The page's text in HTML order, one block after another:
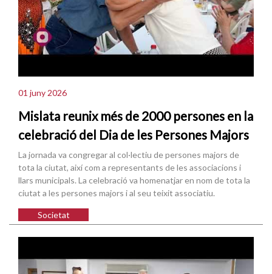
01 juny 2026
Mislata reunix més de 2000 persones en la
celebració del Dia de les Persones Majors
La jornada va congregar al col·lectiu de persones majors de
tota la ciutat, així com a representants de les associacions i
llars municipals. La celebració va homenatjar en nom de tota la
ciutat a les persones majors i al seu teixit associatiu.
Societat